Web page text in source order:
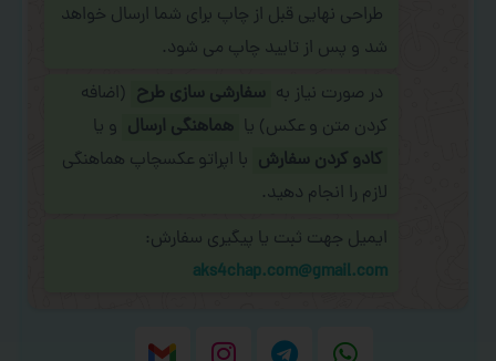
طراحی نهایی قبل از چاپ برای شما ارسال خواهد
شد و پس از تایید چاپ می شود.
در صورت نیاز به سفارشی سازی طرح (اضافه
کردن متن و عکس) یا هماهنگی ارسال و یا
کادو کردن سفارش با اپراتو عکسچاپ هماهنگی
لازم را انجام دهید.
ایمیل جهت ثبت یا پیگیری سفارش:
aks4chap.com@gmail.com